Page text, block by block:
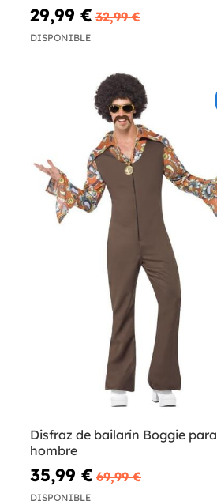
29,99 € 32,99 €
DISPONIBLE
Disfraz de bailarín Boggie para
hombre
35,99 € 69,99 €
DISPONIBLE